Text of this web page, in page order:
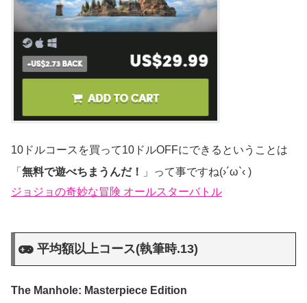
10ドルコースを買って10ドルOFFにできるということは
「 無料で遊べちまうんだ！
」って事ですね(›´ω`‹ )
ジョジョの奇妙な冒険 オールスターバトル
平均額以上コース(執筆時.13)
The Manhole: Masterpiece Edition